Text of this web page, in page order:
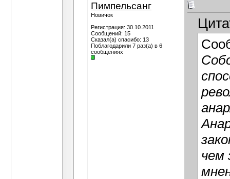
Пимпельсанг
Новичок
Регистрация: 30.10.2011
Сообщений: 15
Сказал(а) спасибо: 13
Поблагодарили 7 раз(а) в 6
сообщениях
чем